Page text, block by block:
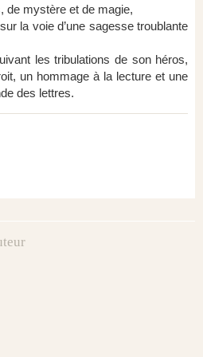
de mystère et de magie,
la voie d’une sagesse troublante
les tribulations de son héros,
un hommage à la lecture et une
des lettres.